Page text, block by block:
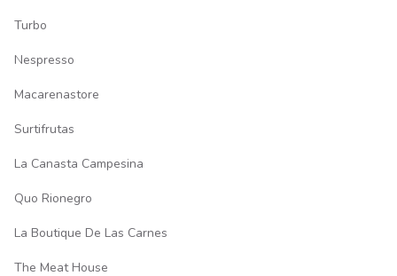
Turbo
Nespresso
Macarenastore
Surtifrutas
La Canasta Campesina
Quo Rionegro
La Boutique De Las Carnes
The Meat House